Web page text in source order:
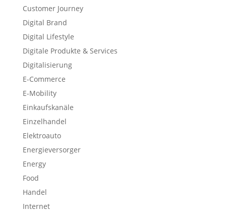
Customer Journey
Digital Brand
Digital Lifestyle
Digitale Produkte & Services
Digitalisierung
E-Commerce
E-Mobility
Einkaufskanäle
Einzelhandel
Elektroauto
Energieversorger
Energy
Food
Handel
Internet